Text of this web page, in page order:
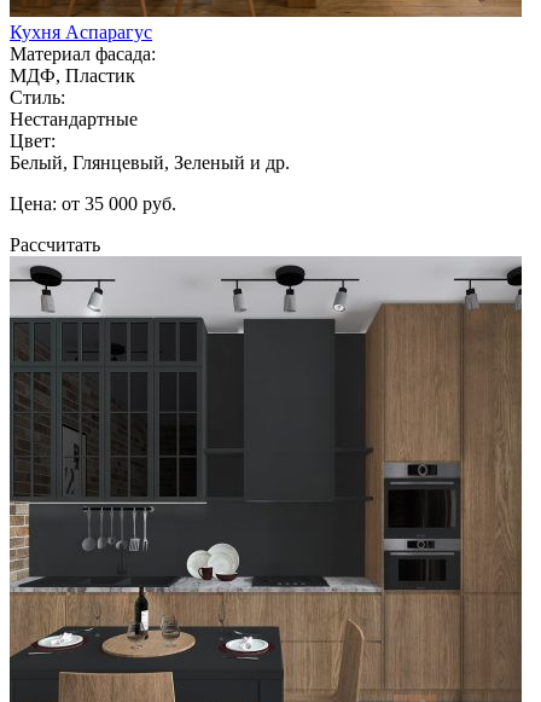
Кухня Аспарагус
Материал фасада:
МДФ, Пластик
Стиль:
Нестандартные
Цвет:
Белый, Глянцевый, Зеленый и др.
Цена: от 35 000 руб.
Рассчитать